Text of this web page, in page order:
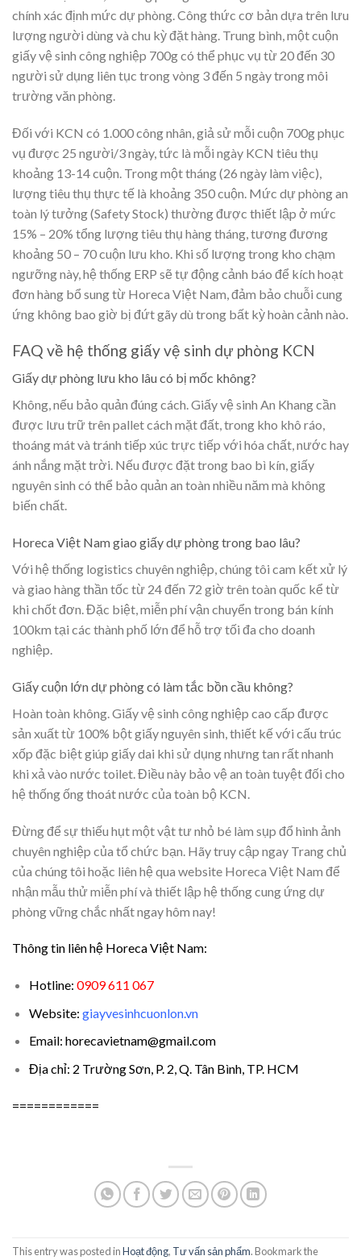
chính xác định mức dự phòng. Công thức cơ bản dựa trên lưu
lượng người dùng và chu kỳ đặt hàng. Trung bình, một cuộn
giấy vệ sinh công nghiệp 700g có thể phục vụ từ 20 đến 30
người sử dụng liên tục trong vòng 3 đến 5 ngày trong môi
trường văn phòng.
Đối với KCN có 1.000 công nhân, giả sử mỗi cuộn 700g phục
vụ được 25 người/3 ngày, tức là mỗi ngày KCN tiêu thụ
khoảng 13-14 cuộn. Trong một tháng (26 ngày làm việc),
lượng tiêu thụ thực tế là khoảng 350 cuộn. Mức dự phòng an
toàn lý tưởng (Safety Stock) thường được thiết lập ở mức
15% – 20% tổng lượng tiêu thụ hàng tháng, tương đương
khoảng 50 – 70 cuộn lưu kho. Khi số lượng trong kho chạm
ngưỡng này, hệ thống ERP sẽ tự động cảnh báo để kích hoạt
đơn hàng bổ sung từ Horeca Việt Nam, đảm bảo chuỗi cung
ứng không bao giờ bị đứt gãy dù trong bất kỳ hoàn cảnh nào.
FAQ về hệ thống giấy vệ sinh dự phòng KCN
Giấy dự phòng lưu kho lâu có bị mốc không?
Không, nếu bảo quản đúng cách. Giấy vệ sinh An Khang cần
được lưu trữ trên pallet cách mặt đất, trong kho khô ráo,
thoáng mát và tránh tiếp xúc trực tiếp với hóa chất, nước hay
ánh nắng mặt trời. Nếu được đặt trong bao bì kín, giấy
nguyên sinh có thể bảo quản an toàn nhiều năm mà không
biến chất.
Horeca Việt Nam giao giấy dự phòng trong bao lâu?
Với hệ thống logistics chuyên nghiệp, chúng tôi cam kết xử lý
và giao hàng thần tốc từ 24 đến 72 giờ trên toàn quốc kể từ
khi chốt đơn. Đặc biệt, miễn phí vận chuyển trong bán kính
100km tại các thành phố lớn để hỗ trợ tối đa cho doanh
nghiệp.
Giấy cuộn lớn dự phòng có làm tắc bồn cầu không?
Hoàn toàn không. Giấy vệ sinh công nghiệp cao cấp được
sản xuất từ 100% bột giấy nguyên sinh, thiết kế với cấu trúc
xốp đặc biệt giúp giấy dai khi sử dụng nhưng tan rất nhanh
khi xả vào nước toilet. Điều này bảo vệ an toàn tuyệt đối cho
hệ thống ống thoát nước của toàn bộ KCN.
Đừng để sự thiếu hụt một vật tư nhỏ bé làm sụp đổ hình ảnh
chuyên nghiệp của tổ chức bạn. Hãy truy cập ngay Trang chủ
của chúng tôi hoặc liên hệ qua website Horeca Việt Nam để
nhận mẫu thử miễn phí và thiết lập hệ thống cung ứng dự
phòng vững chắc nhất ngay hôm nay!
Thông tin liên hệ Horeca Việt Nam:
Hotline: 0909 611 067
Website: giayvesinhcuonlon.vn
Email: horecavietnam@gmail.com
Địa chỉ: 2 Trường Sơn, P. 2, Q. Tân Bình, TP. HCM
============
This entry was posted inHoạt động, Tư vấn sản phẩm. Bookmark the